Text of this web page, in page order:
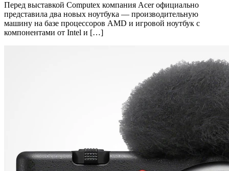
Перед выставкой Computex компания Acer официально
представила два новых ноутбука — производительную
машину на базе процессоров AMD и игровой ноутбук с
компонентами от Intel и […]